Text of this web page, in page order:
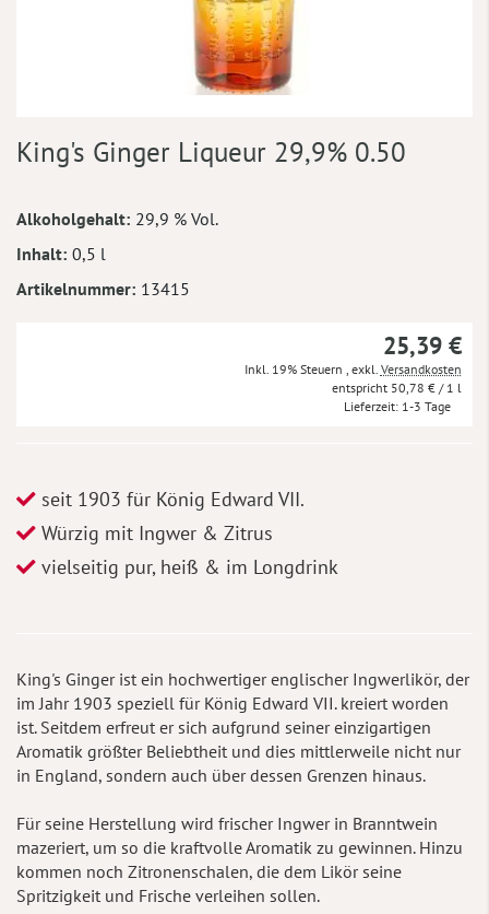
Anfang
springen
King's Ginger Liqueur 29,9% 0.50
Mehr
Informationen
Alkoholgehalt 29,9 % Vol.
Inhalt 0,5 l
Artikelnummer 13415
25,39 €
Inkl. 19% Steuern exkl. Versandkosten
50,78 € / 1 l
Lieferzeit 1-3 Tage
seit 1903 für König Edward VII.
Würzig mit Ingwer & Zitrus
vielseitig pur, heiß & im Longdrink
King's Ginger ist ein hochwertiger englischer Ingwerlikör, der
im Jahr 1903 speziell für König Edward VII. kreiert worden
ist. Seitdem erfreut er sich aufgrund seiner einzigartigen
Aromatik größter Beliebtheit und dies mittlerweile nicht nur
in England, sondern auch über dessen Grenzen hinaus.
Für seine Herstellung wird frischer Ingwer in Branntwein
mazeriert, um so die kraftvolle Aromatik zu gewinnen. Hinzu
kommen noch Zitronenschalen, die dem Likör seine
Spritzigkeit und Frische verleihen sollen.